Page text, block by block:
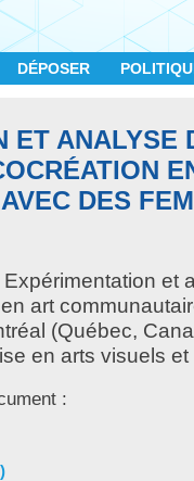
DÉPOSER
ET ANALYSE
DES
Expérimentation et
art
(Québec,
en arts visuels
: